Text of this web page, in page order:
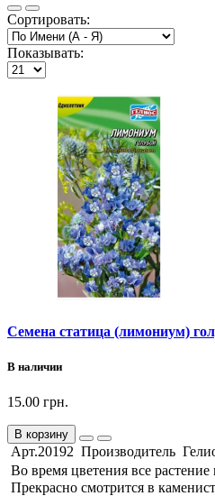
Сортировать:
Показывать:
Семена статица (лимониум)
В наличии
15.00 грн.
В корзину
Арт.20192 Производитель
Во время цветения все
Прекрасно смотрится в